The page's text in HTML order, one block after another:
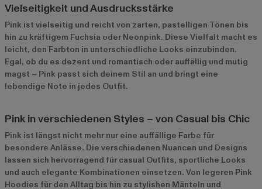
Vielseitigkeit und Ausdrucksstärke
Pink ist vielseitig und reicht von zarten, pastelligen Tönen bis
hin zu kräftigem Fuchsia oder Neonpink. Diese Vielfalt macht es
leicht, den Farbton in unterschiedliche Looks einzubinden.
Egal, ob du es dezent und romantisch oder auffällig und mutig
magst – Pink passt sich deinem Stil an und bringt eine
lebendige Note in jedes Outfit.
Pink in verschiedenen Styles – von Casual bis Chic
Pink ist längst nicht mehr nur eine auffällige Farbe für
besondere Anlässe. Die verschiedenen Nuancen und Designs
lassen sich hervorragend für casual Outfits, sportliche Looks
und auch elegante Kombinationen einsetzen. Von legeren Pink
Hoodies für den Alltag bis hin zu stylishen Mänteln und